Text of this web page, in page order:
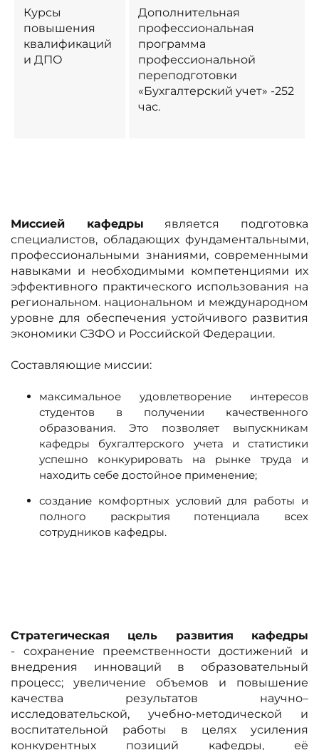
Курсы
повышения
квалификаций
и ДПО
Дополнительная
профессиональная
программа
профессиональной
переподготовки
«Бухгалтерский учет» -252
час.
Миссией кафедры является подготовка
специалистов, обладающих фундаментальными,
профессиональными знаниями, современными
навыками и необходимыми компетенциями их
эффективного практического использования на
региональном. национальном и международном
уровне для обеспечения устойчивого развития
экономики СЗФО и Российской Федерации.
Составляющие миссии:
максимальное удовлетворение интересов
студентов в получении качественного
образования. Это позволяет выпускникам
кафедры бухгалтерского учета и статистики
успешно конкурировать на рынке труда и
находить себе достойное применение;
создание комфортных условий для работы и
полного раскрытия потенциала всех
сотрудников кафедры.
Стратегическая цель развития кафедры
-
сохранение преемственности достижений и
внедрения инноваций в образовательный
процесс; увеличение объемов и повышение
качества результатов научно–
исследовательской, учебно-методической и
воспитательной работы в целях усиления
конкурентных позиций кафедры, её